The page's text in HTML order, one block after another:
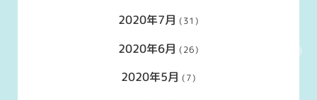
2020年7月 (31)
2020年6月 (26)
2020年5月 (7)